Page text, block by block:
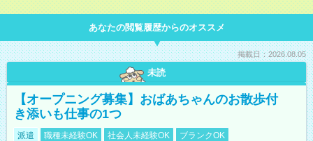
あなたの閲覧履歴からのオススメ
掲載日：2026.08.05
未読
【オープニング募集】おばあちゃんのお散歩付
き添いも仕事の1つ
派遣 職種未経験OK 社会人未経験OK
ブランクOK